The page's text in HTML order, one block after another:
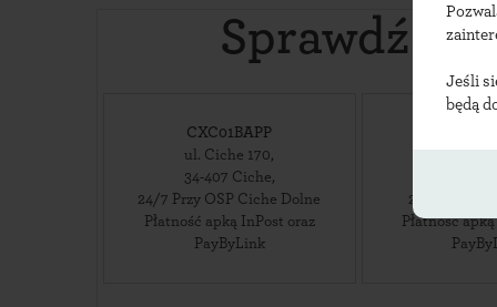
Jeśli
będą
Sprawdź
CXC01BAPP
ul. Ciche 170,
34-407 Ciche,
24/7 Przy OSP Ciche Dolne
Płatność apką InPost oraz
PayByLink
24/7 Przy
Płatność